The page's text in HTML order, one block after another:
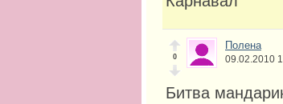
0
Полена
09.02.2010
Битва